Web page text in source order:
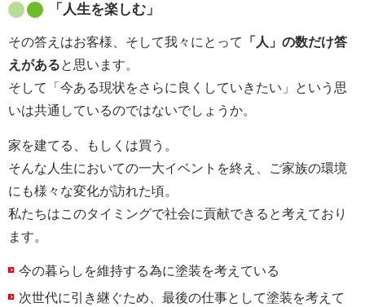
「人生を楽しむ」
その答えはお客様、そして我々にとって
「人」の数だけ答
えがあると思います。
そして「今ある現状をさらに良くしていきたい」という思
いは共通しているのではないでしょうか。
家を建てる、もしくは買う。
そんな人生においての一大イベントを終え、ご家族の環境
にも様々な変化が訪れた頃。
私たちはこのタイミングで社会に貢献できると考えており
ます。
今の暮らしを維持する為に塗装を考えている
次世代に引き継ぐため、最後の仕事として塗装を考えて